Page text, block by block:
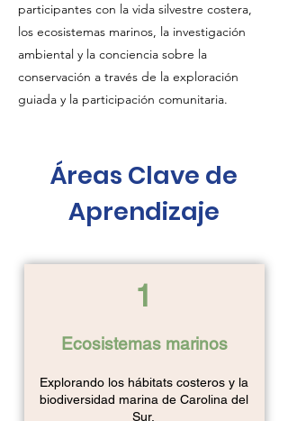
participantes con la vida silvestre costera,
los ecosistemas marinos, la investigación
ambiental y la conciencia sobre la
conservación a través de la exploración
guiada y la participación comunitaria.
Áreas Clave de
Aprendizaje
1
Ecosistemas marinos
Explorando los hábitats costeros y la
biodiversidad marina de Carolina del
Sur.